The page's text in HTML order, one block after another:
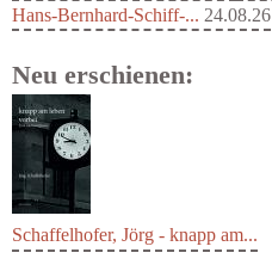
Hans-Bernhard-Schiff-... 24.08.26
Neu erschienen:
Schaffelhofer, Jörg - knapp am...